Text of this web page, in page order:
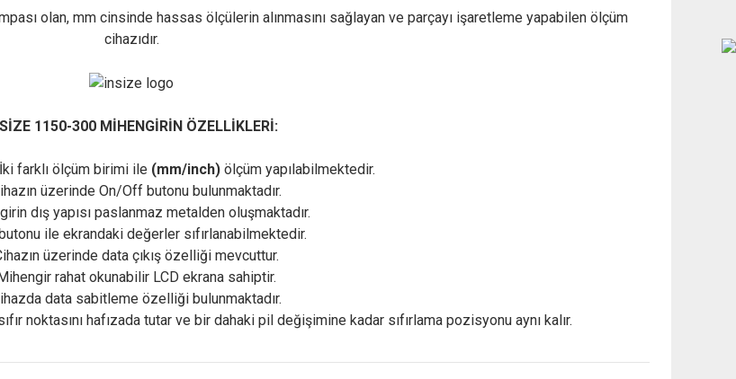
olan, mm cinsinde hassas ölçülerin alınmasını sağlayan ve parçayı işaretleme yapabilen ölçüm
cihazıdır.
1150-300 MİHENGİRİN ÖZELLİKLERİ:
farklı ölçüm birimi ile (mm/inch) ölçüm yapılabilmektedir.
üzerinde On/Off butonu bulunmaktadır.
dış yapısı paslanmaz metalden oluşmaktadır.
ile ekrandaki değerler sıfırlanabilmektedir.
üzerinde data çıkış özelliği mevcuttur.
rahat okunabilir LCD ekrana sahiptir.
data sabitleme özelliği bulunmaktadır.
noktasını hafızada tutar ve bir dahaki pil değişimine kadar sıfırlama pozisyonu aynı kalır.